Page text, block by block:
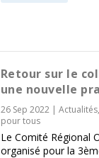
Retour sur le
une nouvelle
26 Sep 2022| Actualités,
pour tous
Le Comité Régional
organisé pour la